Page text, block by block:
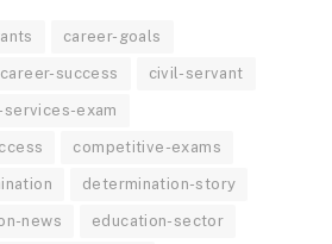
career-goals
career-success civil-servant
exam
competitive-exams
determination-story
news education-sector